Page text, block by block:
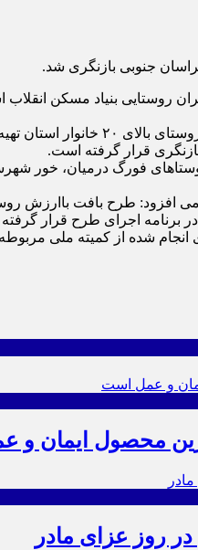
فورگ درمیان، خور
افزود: طرح بافت باارزش
برنامه اجرای طرح قرار
محصول ایمان
در روز عزای مادر